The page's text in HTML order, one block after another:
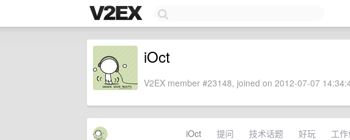
iOct
V2EX member #23148, joined on 2012-07-07
iOct 提问 技术话题 好玩 工